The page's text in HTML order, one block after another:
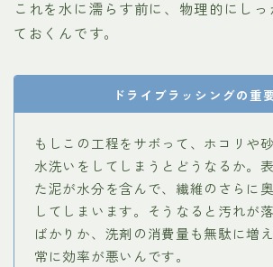
これを水に濡らす前に、物理的にし
ておくんです。
ドライブラッシングの重
もしこの工程をサボって、ホコリや
水洗いをしてしまうとどうなるか。
た泥が水分を含んで、繊維のさらに
してしまいます。そうなると汚れが
ばかりか、洗剤の消費量も無駄に増
常に効率が悪いんです。